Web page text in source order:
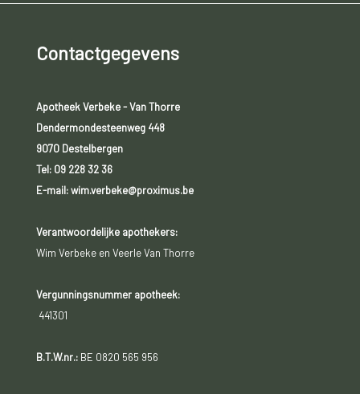
Contactgegevens
Apotheek Verbeke - Van Thorre
Dendermondesteenweg 448
9070 Destelbergen
Tel: 09 228 32 36
E-mail: wim.verbeke@proximus.be
Verantwoordelijke apothekers:
Wim Verbeke en Veerle Van Thorre
Vergunningsnummer apotheek:
441301
B.T.W.nr.:BE 0820 565 956